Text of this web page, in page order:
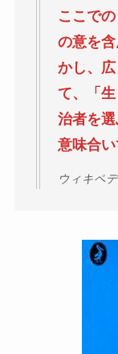
ここで
の意を
かし、
て、「
治者を
意味合い
ウィキペ